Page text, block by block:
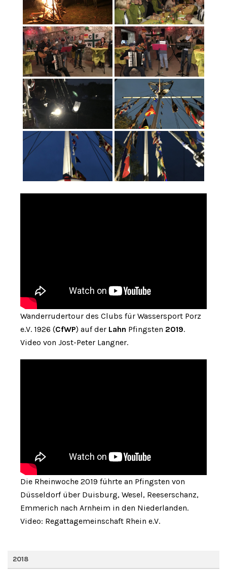
Wanderrudertour des Clubs für Wassersport Porz
e.V. 1926 (CfWP) auf der Lahn Pfingsten 2019.
Video von Jost-Peter Langner.
Die Rheinwoche 2019 führte an Pfingsten von
Düsseldorf über Duisburg, Wesel, Reeserschanz,
Emmerich nach Arnheim in den Niederlanden.
Video: Regattagemeinschaft Rhein e.V.
2018